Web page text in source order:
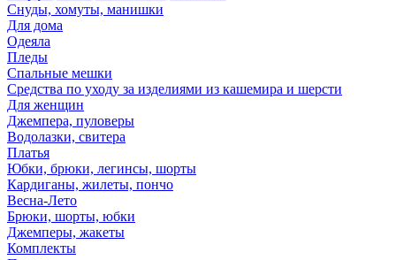
Снуды, хомуты, манишки
Для дома
Одеяла
Пледы
Спальные мешки
Средства по уходу за изделиями из кашемира и шерсти
Для женщин
Джемпера, пуловеры
Водолазки, свитера
Платья
Юбки, брюки, легинсы, шорты
Кардиганы, жилеты, пончо
Весна-Лето
Брюки, шорты, юбки
Джемперы, жакеты
Комплекты